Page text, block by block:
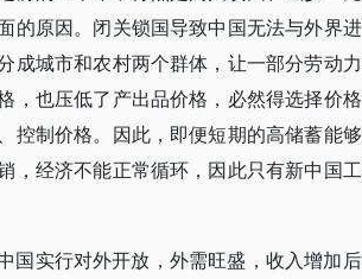
的原因。闭关锁国导致中国无法与外界
成城市和农村两个群体，让一部分劳动
，也压低了产出品价格，必然得选择价
控制价格。因此，即便短期的高储蓄能
，经济不能正常循环，因此只有新中国
国实行对外开放，外需旺盛，收入增加